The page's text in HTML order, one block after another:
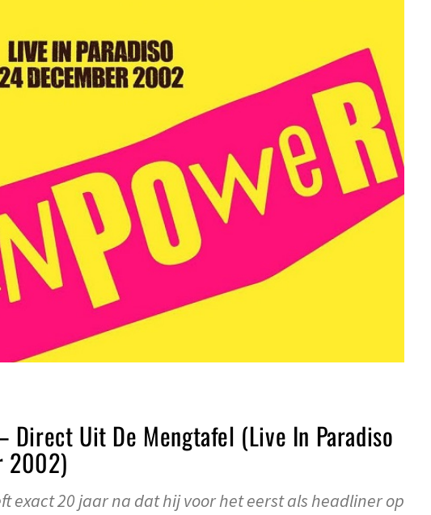
Direct Uit De Mengtafel (Live In Paradiso
2002)
exact 20 jaar na dat hij voor het eerst als headliner op